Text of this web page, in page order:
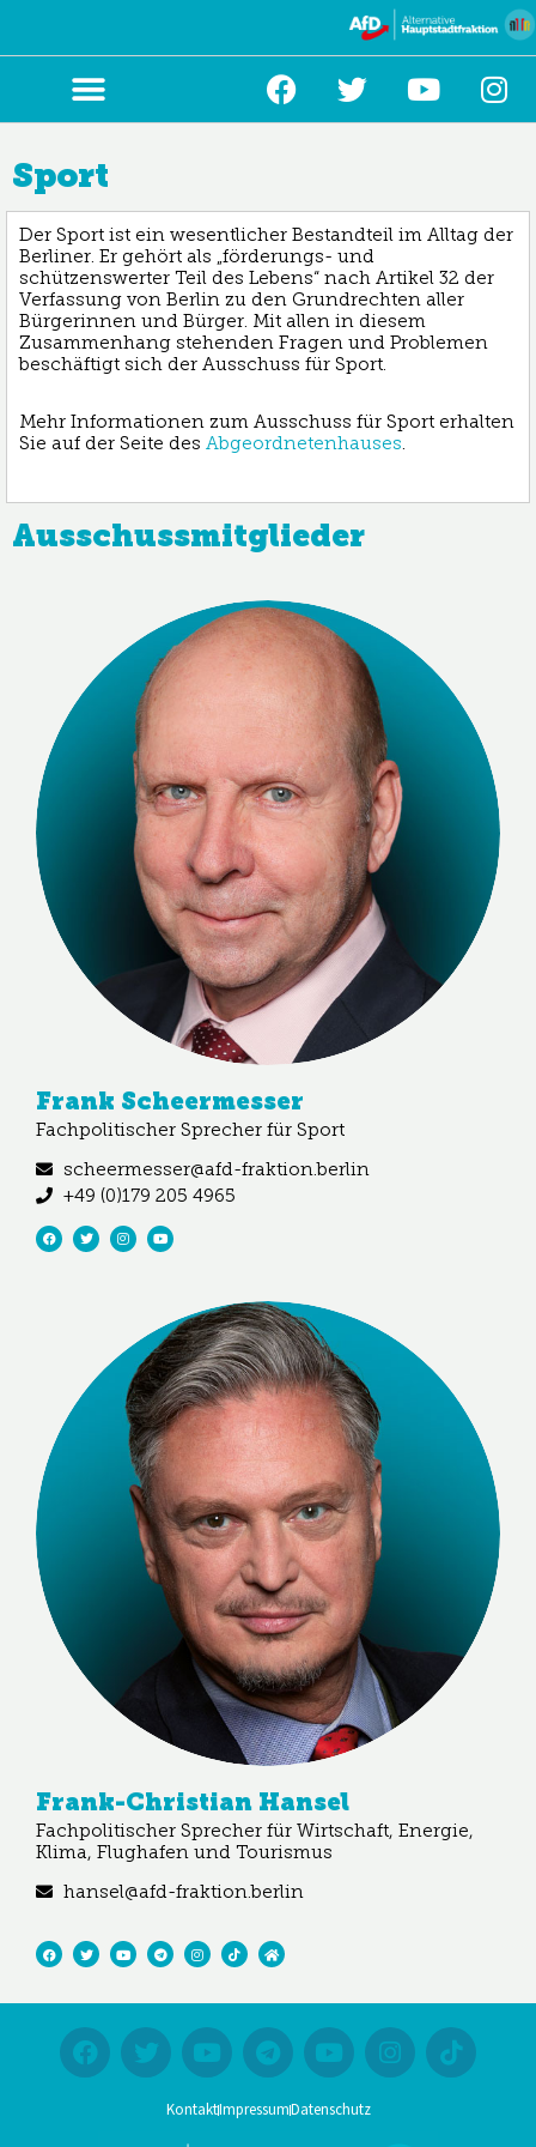
springen
Sport
Der Sport ist ein wesentlicher Bestandteil im Alltag der
Berliner. Er gehört als „förderungs- und
schützenswerter Teil des Lebens“ nach Artikel 32 der
Verfassung von Berlin zu den Grundrechten aller
Bürgerinnen und Bürger. Mit allen in diesem
Zusammenhang stehenden Fragen und Problemen
beschäftigt sich der Ausschuss für Sport.
Mehr Informationen zum Ausschuss für Sport erhalten
Sie auf der Seite des Abgeordnetenhauses.
Ausschussmitglieder
Frank Scheermesser
Fachpolitischer Sprecher für Sport
scheermesser@afd-fraktion.berlin
+49 (0)179 205 4965
Frank-Christian Hansel
Fachpolitischer Sprecher für Wirtschaft, Energie,
Klima, Flughafen und Tourismus
hansel@afd-fraktion.berlin
KontaktImpressumDatenschutz